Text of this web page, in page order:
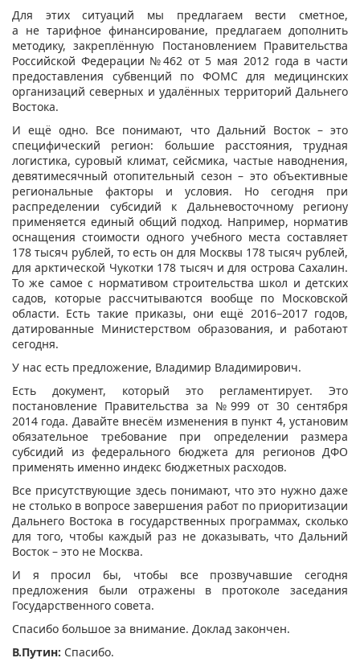
Для этих ситуаций мы предлагаем вести сметное,
а не тарифное финансирование, предлагаем дополнить
методику, закреплённую Постановлением Правительства
Российской Федерации №462 от 5 мая 2012 года в части
предоставления субвенций по ФОМС для медицинских
организаций северных и удалённых территорий Дальнего
Востока.
И ещё одно. Все понимают, что Дальний Восток – это
специфический регион: большие расстояния, трудная
логистика, суровый климат, сейсмика, частые наводнения,
девятимесячный отопительный сезон – это объективные
региональные факторы и условия. Но сегодня при
распределении субсидий к Дальневосточному региону
применяется единый общий подход. Например, норматив
оснащения стоимости одного учебного места составляет
178 тысяч рублей, то есть он для Москвы 178 тысяч рублей,
для арктической Чукотки 178 тысяч и для острова Сахалин.
То же самое с нормативом строительства школ и детских
садов, которые рассчитываются вообще по Московской
области. Есть такие приказы, они ещё 2016–2017 годов,
датированные Министерством образования, и работают
сегодня.
У нас есть предложение, Владимир Владимирович.
Есть документ, который это регламентирует. Это
постановление Правительства за №999 от 30 сентября
2014 года. Давайте внесём изменения в пункт 4, установим
обязательное требование при определении размера
субсидий из федерального бюджета для регионов ДФО
применять именно индекс бюджетных расходов.
Все присутствующие здесь понимают, что это нужно даже
не столько в вопросе завершения работ по приоритизации
Дальнего Востока в государственных программах, сколько
для того, чтобы каждый раз не доказывать, что Дальний
Восток – это не Москва.
И я просил бы, чтобы все прозвучавшие сегодня
предложения были отражены в протоколе заседания
Государственного совета.
Спасибо большое за внимание. Доклад закончен.
В.Путин: Спасибо.